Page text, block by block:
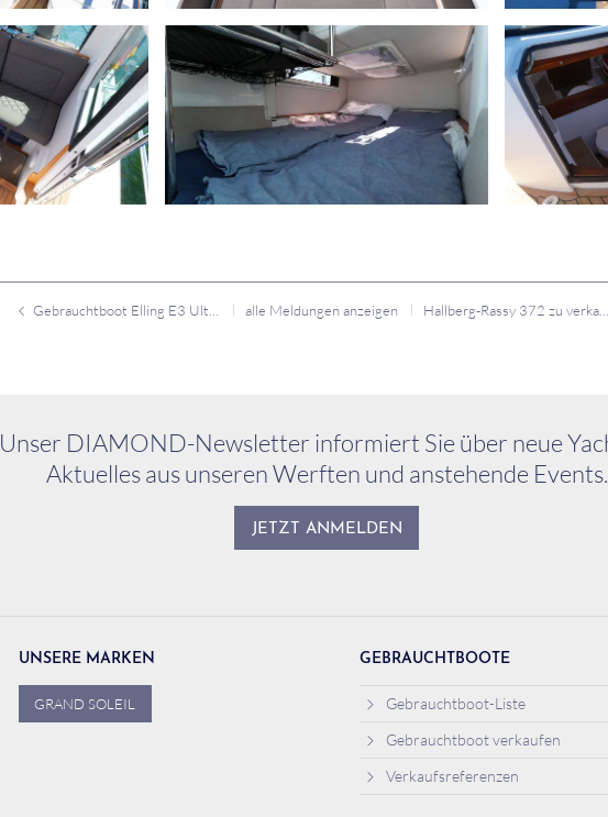
Gebrauchtboot Elling E3 Ultimate alle Meldungen anzeigen Hallberg-Rassy 372 zu verkaufen
Unser DIAMOND-Newsletter informiert Sie über neue
Aktuelles aus unseren Werften und anstehende Events.
JETZT ANMELDEN
UNSERE MARKEN
GRAND SOLEIL
GEBRAUCHTBOOTE
Gebrauchtboot-Liste
Gebrauchtboot verkaufen
Verkaufsreferenzen